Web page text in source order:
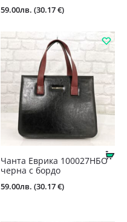
59.00лв. (30.17 €)
Чанта Еврика 100027НБО
черна с бордо
59.00лв. (30.17 €)